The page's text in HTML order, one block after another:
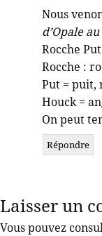
Nous
d’Opale
Rocche
Rocche :
Put = puit,
Houck =
On peut
Répondre
Laisser un
Vous pouvez